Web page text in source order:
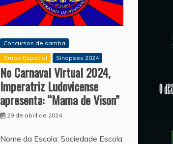
Concursos de samba
Grupo Especial
Sinopses 2024
No Carnaval Virtual 2024,
Imperatriz Ludovicense
apresenta: “Mama de Vison”
29 de abril de 2024
Nome da Escola: Sociedade Escola